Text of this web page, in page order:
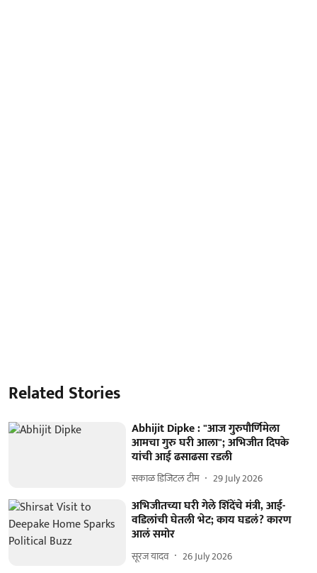
Related Stories
Abhijit Dipke : "आज गुरुपौर्णिमेला
आमचा गुरु घरी आला"; अभिजीत दिपके
यांची आई ढसाढसा रडली
सकाळ डिजिटल टीम 29 July 2026
अभिजीतच्या घरी गेले शिंदेंचे मंत्री, आई-
वडिलांची घेतली भेट; काय घडलं? कारण
आलं समोर
सूरज यादव 26 July 2026